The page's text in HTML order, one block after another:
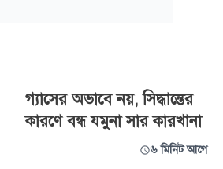
গ্যাসের অভাবে নয়, সিদ্ধান্তের
কারণে বন্ধ যমুনা সার কারখানা
৬ মিনিট আগে